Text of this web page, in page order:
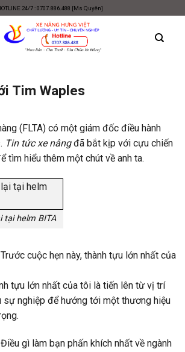
24/7 : 0707.886.488 [Ms Quyên]
Tim Waples
(FLTA) có một giám đốc điều hành
Tin tức xe nângđã bắt kịp với cựu chiến
tìm hiểu thêm một chút về anh ta.
tại helm BITA
cuộc hẹn này, thành tựu lớn nhất của
tựu lớn nhất của tôi là tiến lên từ vị trí
nghiệp để hướng tới một thương hiệu
gì làm bạn phấn khích nhất về ngành